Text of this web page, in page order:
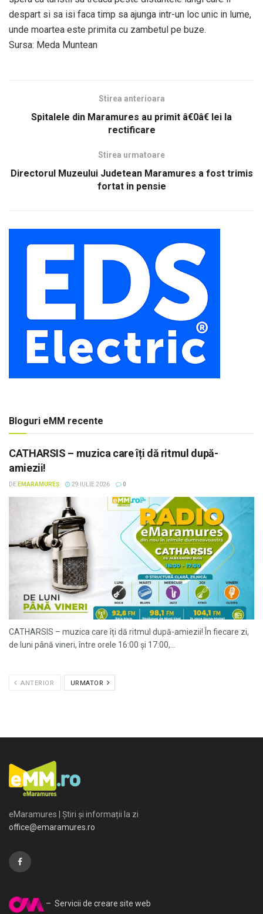
despart si sa isi faca timp sa ajunga intr-un loc unic in lume,
unde moartea este primita cu zambetul pe buze.
Sursa: Meda Muntean
Stirea anterioara
Spitalele din Maramures au primit â€0â€ lei la
rectificare
Stirea urmatoare
Directorul Muzeului Judetean Maramures a fost trimis
fortat in pensie
Bloguri eMM recente
CATHARSIS – muzica care îți dă ritmul după-
amiezii!
DE EMARAMUREȘ 29 IULIE 2026 0
CATHARSIS – muzica care îți dă ritmul după-amiezii! În fiecare zi,
de luni până vineri, între orele 16:00 și 17:00,...
ANTERIOR URMATOR
eMaramures | Știri și informații la zi
office@emaramures.ro
– Servicii de creare site web